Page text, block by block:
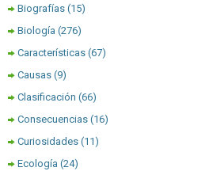
Biografías (15)
Biología (276)
Características (67)
Causas (9)
Clasificación (66)
Consecuencias (16)
Curiosidades (11)
Ecología (24)